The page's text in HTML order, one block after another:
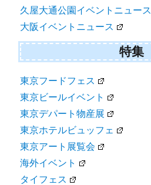
久屋大通公園イベントニュース
大阪イベントニュース
特集
東京フードフェス
東京ビールイベント
東京デパート物産展
東京ホテルビュッフェ
東京アート展覧会
海外イベント
タイフェス